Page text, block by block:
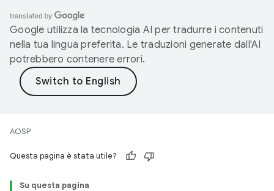
Google utilizza la tecnologia AI per tradurre i contenuti
nella tua lingua preferita. Le traduzioni generate dall'AI
potrebbero contenere errori.
AOSP
Questa pagina è stata utile?
Su questa pagina